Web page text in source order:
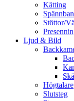
Kätting
Stöttor/
Ljud & Bild
Högtalare
Slutsteg